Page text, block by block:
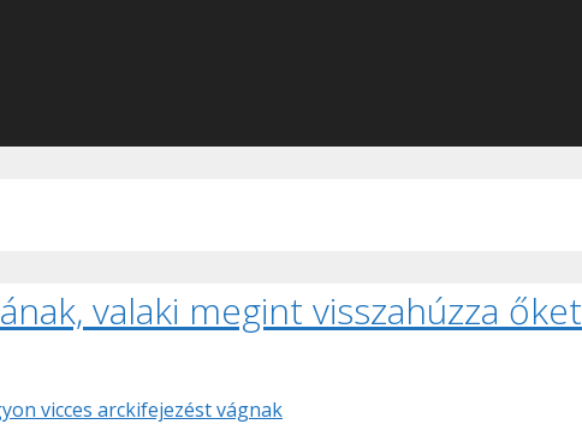
valaki megint visszahúzza őket